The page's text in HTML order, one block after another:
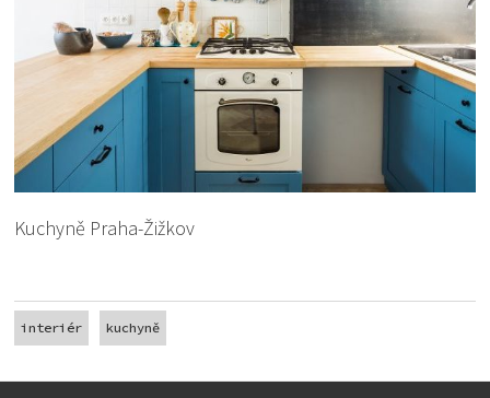
Kuchyně Praha-Žižkov
interiér kuchyně